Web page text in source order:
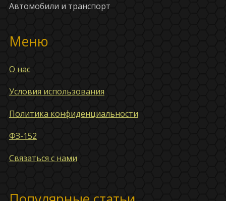
Автомобили и транспорт
Меню
О нас
Условия использования
Политика конфиденциальности
ФЗ-152
Связаться с нами